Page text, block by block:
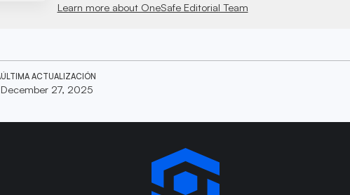
Learn more about OneSafe Editorial Team
ÚLTIMA ACTUALIZACIÓN
December 27, 2025